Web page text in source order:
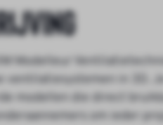
Modelleur
ventilatiesystemen in 3D.
modellen die direct
om ieder